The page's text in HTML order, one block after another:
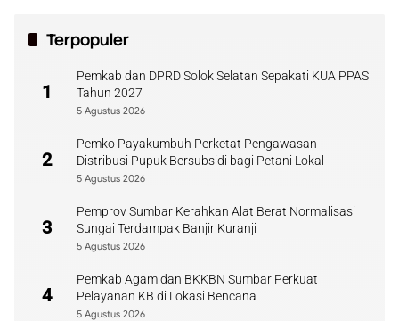
Terpopuler
1
Pemkab dan DPRD Solok Selatan Sepakati KUA PPAS
Tahun 2027
5 Agustus 2026
2
Pemko Payakumbuh Perketat Pengawasan
Distribusi Pupuk Bersubsidi bagi Petani Lokal
5 Agustus 2026
3
Pemprov Sumbar Kerahkan Alat Berat Normalisasi
Sungai Terdampak Banjir Kuranji
5 Agustus 2026
4
Pemkab Agam dan BKKBN Sumbar Perkuat
Pelayanan KB di Lokasi Bencana
5 Agustus 2026